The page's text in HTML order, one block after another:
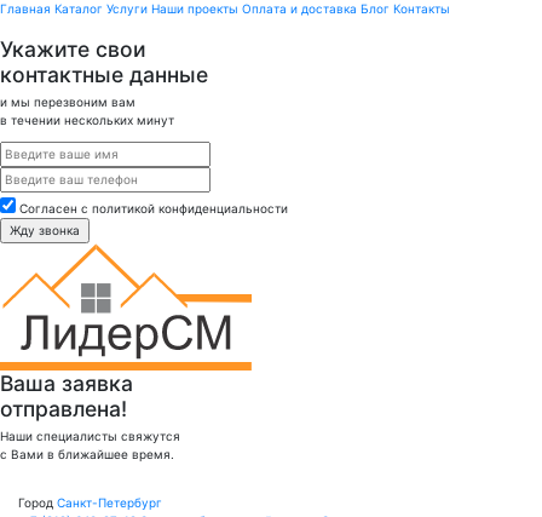
Главная Каталог Услуги Наши проекты Оплата и доставка Блог Контакты
Укажите свои
контактные данные
и мы перезвоним вам
в течении нескольких минут
Cогласен с политикой конфиденциальности
Ваша заявка
отправлена!
Наши специалисты свяжутся
с Вами в ближайшее время.
Город Санкт-Петербург